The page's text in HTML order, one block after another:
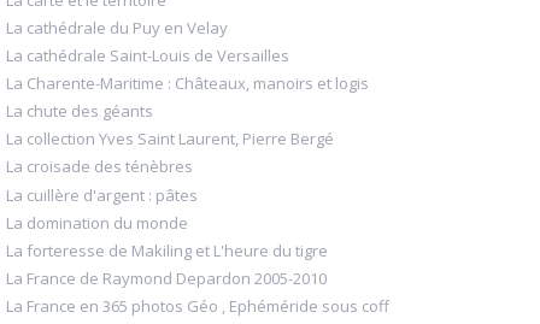
La cathédrale du Puy en Velay
La cathédrale Saint-Louis de Versailles
La Charente-Maritime : Châteaux, manoirs et logis
La chute des géants
La collection Yves Saint Laurent, Pierre Bergé
La croisade des ténèbres
La cuillère d'argent : pâtes
La domination du monde
La forteresse de Makiling et L'heure du tigre
La France de Raymond Depardon 2005-2010
La France en 365 photos Géo , Ephéméride sous coff